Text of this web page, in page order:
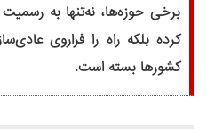
برخی حوزه‌ها، نه‌تنها به
کرده بلکه راه را فراروی
کشورها بسته است.